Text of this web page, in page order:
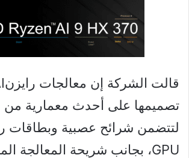
تصميمها على أحدث معمارية من
لتتضمن شرائح عصبية وبطاقات
GPU، بجانب شريحة المعالجة المركزية CPU.